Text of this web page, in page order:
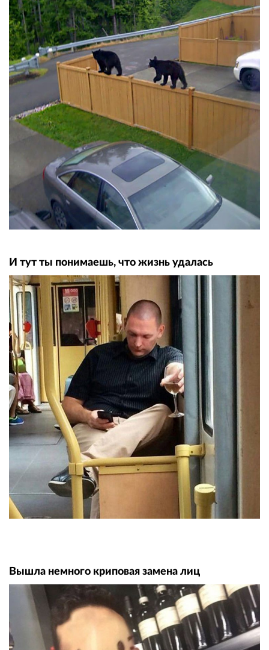
И тут ты понимаешь, что жизнь удалась
Вышла немного криповая замена лиц